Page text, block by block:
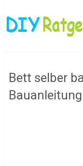
Bett selber
Bauanleitung